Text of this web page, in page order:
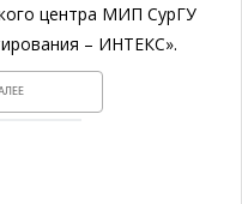
центра МИП СурГУ
– ИНТЕКС».